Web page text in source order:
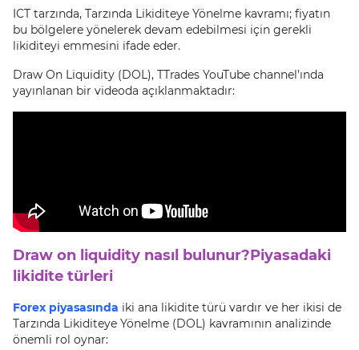
ICT tarzında, Tarzında Likiditeye Yönelme kavramı; fiyatın
bu bölgelere yönelerek devam edebilmesi için gerekli
likiditeyi emmesini ifade eder.
Draw On Liquidity (DOL), TTrades YouTube channel’ında
yayınlanan bir videoda açıklanmaktadır:
Draw on liquidity nasıl bulunur?Piyasadaki
likidite türleri
Forex piyasasında iki ana likidite türü vardır ve her ikisi de
Tarzında Likiditeye Yönelme (DOL) kavramının analizinde
önemli rol oynar: